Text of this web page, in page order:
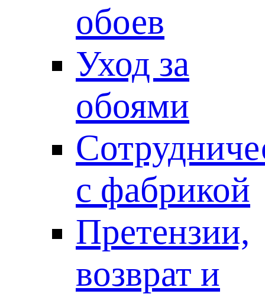
обоев
Уход за
обоями
с фабрикой
Претензии,
возврат и